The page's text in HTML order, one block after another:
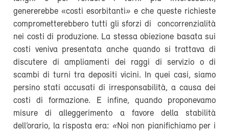
genererebbe «costi esorbitanti» e che queste richieste
comprometterebbero tutti gli sforzi di concorrenzialità
nei costi di produzione. La stessa obiezione basata sui
costi veniva presentata anche quando si trattava di
discutere di ampliamenti dei raggi di servizio o di
scambi di turni tra depositi vicini. In quei casi, siamo
persino stati accusati di irresponsabilità, a causa dei
costi di formazione. E infine, quando proponevamo
misure di alleggerimento a favore della stabilità
dell’orario, la risposta era: «Noi non pianifichiamo per i